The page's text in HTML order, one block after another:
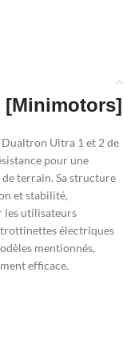
[Minimotors]
Dualtron Ultra 1 et 2 de
pour une
terrain. Sa structure
et stabilité,
les utilisateurs
électriques
mentionnés,
efficace.